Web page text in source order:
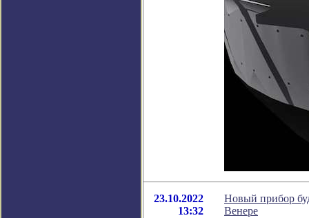
23.10.2022
13:32
Новый прибор
Венере